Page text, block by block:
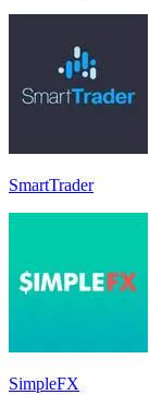
SmartTrader
SimpleFX